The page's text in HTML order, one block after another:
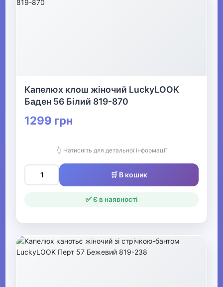
Капелюх клош жіночий LuckyLOOK
Баден 56 Білий 819-870
1299 грн
👆 Натисніть для детальної інформації
🛒 В кошик
✅ Є в наявності